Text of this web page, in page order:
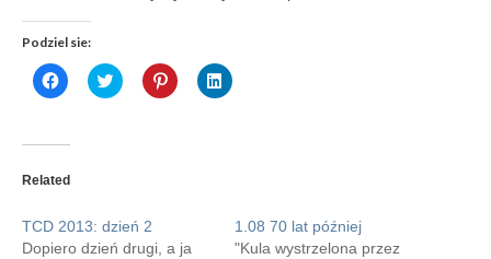
Podziel sie:
Click
to
(Opens
new
Click
to
Click
to
Click
to
Related
TCD 2013: dzień 2
Dopiero dzień drugi, a ja
1.08 70 lat później
"Kula wystrzelona przez